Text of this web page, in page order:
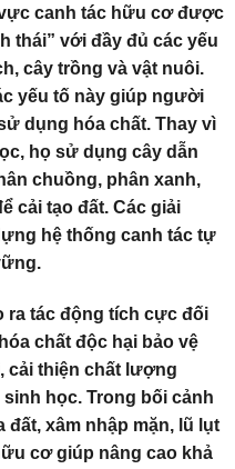
canh tác hữu cơ được
thái” với đầy đủ các yếu
cây trồng và vật nuôi.
yếu tố này giúp người
dụng hóa chất. Thay vì
họ sử dụng cây dẫn
chuồng, phân xanh,
cải tạo đất. Các giải
hệ thống canh tác tự
ra tác động tích cực đối
chất độc hại bảo vệ
cải thiện chất lượng
học. Trong bối cảnh
đất, xâm nhập mặn, lũ lụt
cơ giúp nâng cao khả